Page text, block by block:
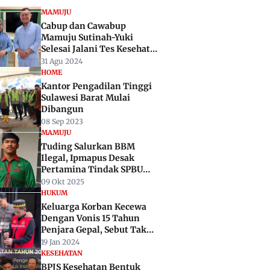
MAMUJU
Cabup dan Cawabup
Mamuju Sutinah-Yuki
Selesai Jalani Tes Kesehatan
di RSUP Wahidin Makassar
31 Agu 2024
HOME
Kantor Pengadilan Tinggi
Sulawesi Barat Mulai
Dibangun
08 Sep 2023
MAMUJU
Tuding Salurkan BBM
Ilegal, Ipmapus Desak
Pertamina Tindak SPBU
Kalukku
09 Okt 2025
HUKUM
Keluarga Korban Kecewa
Dengan Vonis 15 Tahun
Penjara Gepal, Sebut Tak
Setimpal
19 Jan 2024
KESEHATAN
BPJS Kesehatan Bentuk